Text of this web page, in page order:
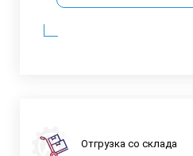
Отгрузка со склада